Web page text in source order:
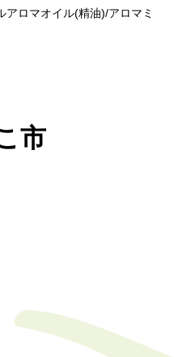
アロマオイル(精油)/アロマミ
市